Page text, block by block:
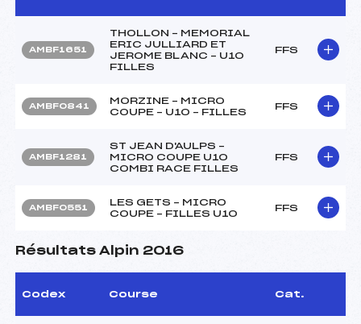
AMBF1651
THOLLON – MEMORIAL
ERIC JULLIARD ET
JEROME BLANC – U10
FILLES
FFS
AMBF0841
MORZINE – MICRO
COUPE – U10 – FILLES
FFS
AMBF1281
ST JEAN D'AULPS –
MICRO COUPE U10
COMBI RACE FILLES
FFS
AMBF0551
LES GETS – MICRO
COUPE – FILLES U10
FFS
Résultats Alpin 2016
Codex Course Cat.